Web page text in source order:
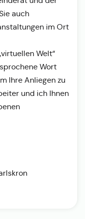
auch
im Ort
Welt“
Wort
Ihre Anliegen zu
und ich Ihnen